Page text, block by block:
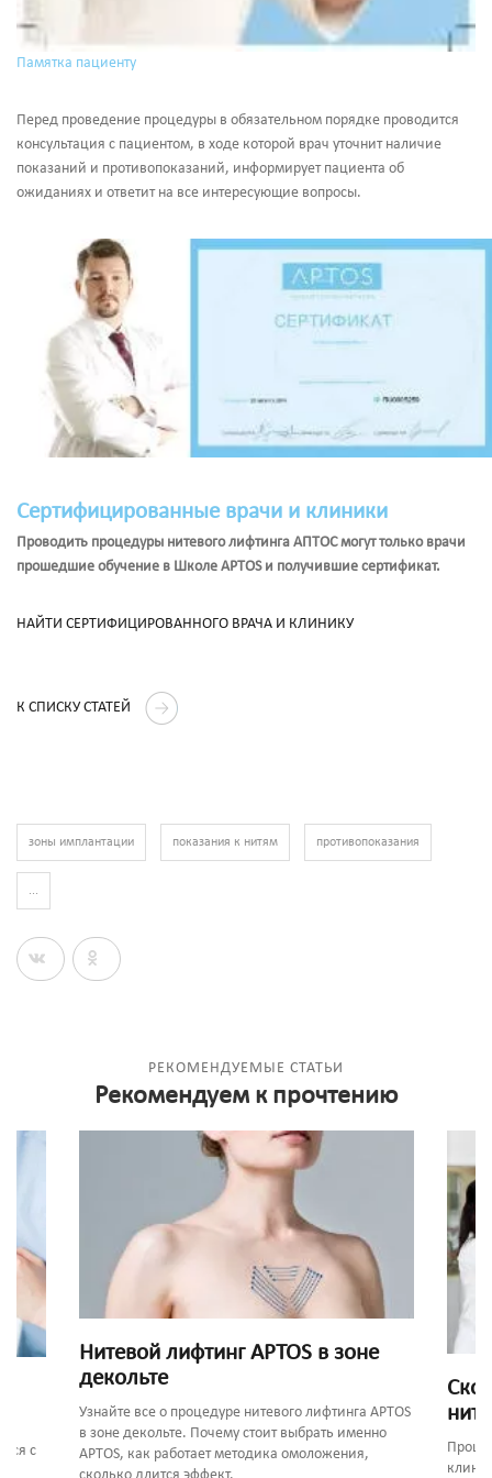
Памятка пациенту
Перед проведение процедуры в обязательном порядке проводится
консультация с пациентом, в ходе которой врач уточнит наличие
показаний и противопоказаний, информирует пациента об
ожиданиях и ответит на все интересующие вопросы.
Сертифицированные врачи и клиники
Проводить процедуры нитевого лифтинга АПТОС могут только врачи
прошедшие обучение в Школе APTOS и получившие сертификат.
НАЙТИ СЕРТИФИЦИРОВАННОГО ВРАЧА И КЛИНИКУ
К СПИСКУ СТАТЕЙ
зоны имплантации показания к нитям противопоказания
...
РЕКОМЕНДУЕМЫЕ СТАТЬИ
Рекомендуем к прочтению
с
Нитевой лифтинг APTOS в зоне
декольте
Узнайте все о процедуре нитевого лифтинга APTOS
в зоне декольте. Почему стоит выбрать именно
APTOS, как работает методика омоложения,